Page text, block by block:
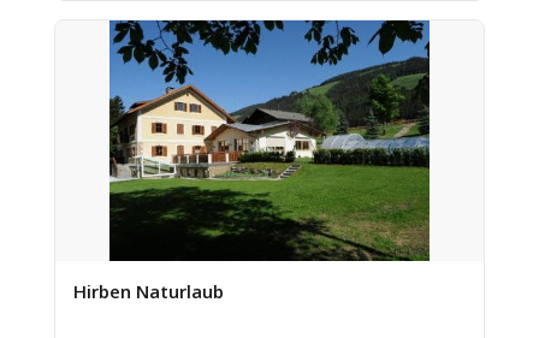
Hirben Naturlaub